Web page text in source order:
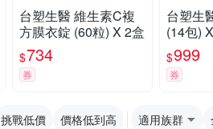
台塑生醫 維生素C複
方膜衣錠 (60粒) X 2盒
$734
券
台塑生
(14包)
$999
券
挑戰低價 價格低到高 適用族群